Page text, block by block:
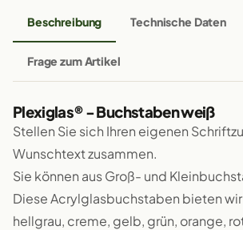
Beschreibung Technische Daten
Frage zum Artikel
Plexiglas® - Buchstaben weiß
Stellen Sie sich Ihren eigenen
Wunschtext zusammen.
Sie können aus Groß- und
Diese Acrylglasbuchstaben bieten wir
hellgrau, creme, gelb, grün, orange,